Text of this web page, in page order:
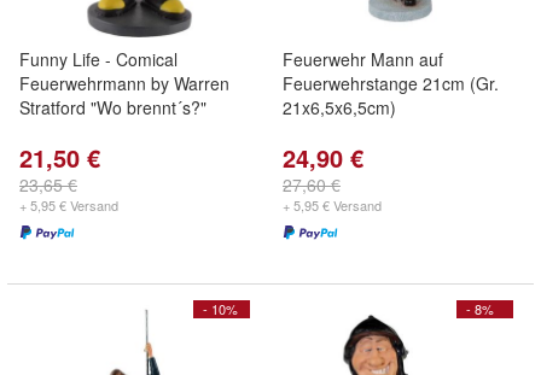
Funny Life - Comical
Feuerwehrmann by Warren
Stratford "Wo brennt´s?"
21,50 €
23,65 €
+ 5,95 € Versand
Feuerwehr Mann auf
Feuerwehrstange 21cm (Gr.
21x6,5x6,5cm)
24,90 €
27,60 €
+ 5,95 € Versand
- 10% - 8%